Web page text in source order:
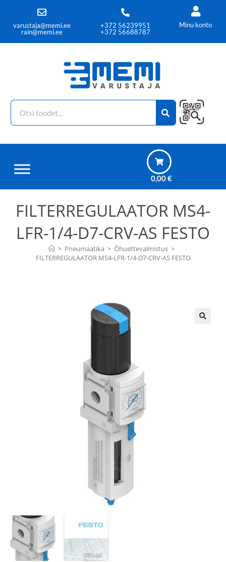
varustaja@memi.ee
rain@memi.ee
+372 56239951
+372 56688787
Minu konto
0,00€
FILTERREGULAATOR MS4-
LFR-1/4-D7-CRV-AS FESTO
> Pneumaatika > Õhuettevalmistus >
FILTERREGULAATOR MS4-LFR-1/4-D7-CRV-AS FESTO